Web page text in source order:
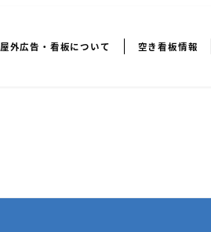
屋外広告・看板について 空き看板情報